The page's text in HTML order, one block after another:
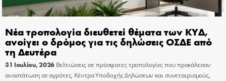
Νέα τροπολογία διευθετεί θέματα των ΚΥΔ,
ανοίγει ο δρόμος για τις δηλώσεις ΟΣΔΕ από
τη Δευτέρα
31 Ιουλίου, 2026 Βελτιώσεις σε πρόσφατες τροπολογίες που προκάλεσαν
αναστάτωση σε αγρότες, Κέντρα Υποδοχής Δηλώσεων και συνεταιρισμούς,